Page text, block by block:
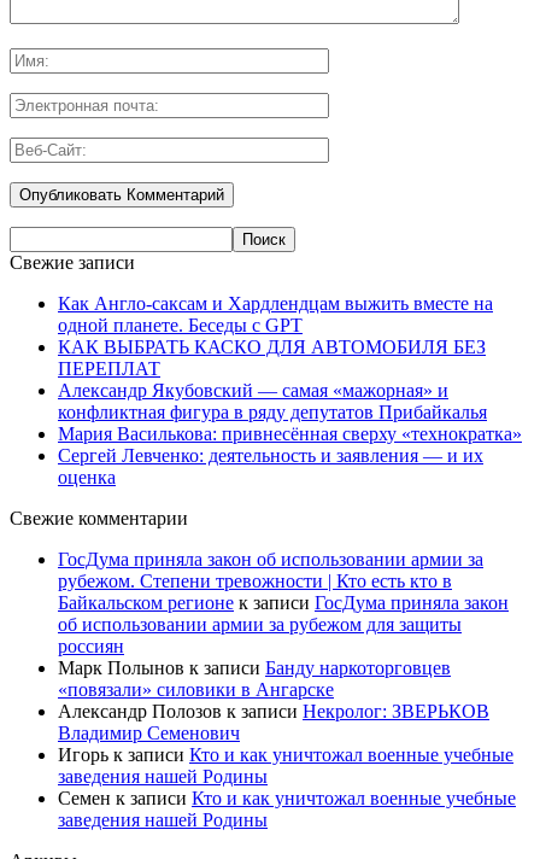
Свежие записи
Как Англо-саксам и Хардлендцам выжить вместе на
одной планете. Беседы с GPT
КАК ВЫБРАТЬ КАСКО ДЛЯ АВТОМОБИЛЯ БЕЗ
ПЕРЕПЛАТ
Александр Якубовский — самая «мажорная» и
конфликтная фигура в ряду депутатов Прибайкалья
Мария Василькова: привнесённая сверху «технократка»
Сергей Левченко: деятельность и заявления — и их
оценка
Свежие комментарии
ГосДума приняла закон об использовании армии за
рубежом. Степени тревожности | Кто есть кто в
Байкальском регионе к записи ГосДума приняла закон
об использовании армии за рубежом для защиты
россиян
Марк Полынов к записи Банду наркоторговцев
«повязали» силовики в Ангарске
Александр Полозов к записи Некролог: ЗВЕРЬКОВ
Владимир Семенович
Игорь к записи Кто и как уничтожал военные учебные
заведения нашей Родины
Семен к записи Кто и как уничтожал военные учебные
заведения нашей Родины